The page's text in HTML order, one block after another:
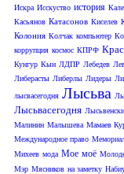
Искра Исскуство история
Касьянов Катасонов Киселев
Колония Колчак компьютер
коррупция космос КПРФ
Кунгур Кын ЛДПР Лебедев
Либерасты Либерлы Лидеры
лысвасегодня Лысьва
Лысьвасегодня
Малинин Малышева Мамаев
Международное право
Михеев мода Мое моё
Мэр Мясников на заметку